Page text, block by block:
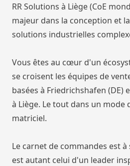
RR Solutions à Liège (CoE
majeur dans la conception et
solutions industrielles
Vous êtes au cœur d'un
se croisent les équipes de
basées à Friedrichshafen (DE)
à Liège. Le tout dans un
matriciel.
Le carnet de commandes est
est autant celui d'un leader